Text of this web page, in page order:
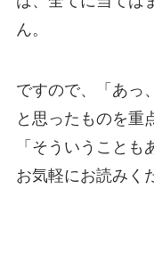
ん。
ですので、「あっ
と思ったものを重
「そういうことも
お気軽にお読みく